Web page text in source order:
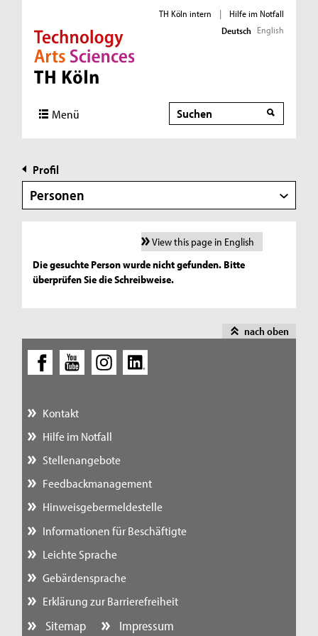
Direkt zur Hauptnavigation
Direkt zur Subnavigation
Direkt zum Inhalt
Direkt zum Fußbereich
TH Köln intern |
Hilfe im Notfall
Deutsch English
Menü Suche
Profil
Personen
View this page in English
Die gesuchte Person wurde nicht gefunden. Bitte
überprüfen Sie die Schreibweise.
nach oben
Kontakt
Hilfe im Notfall
Stellenangebote
Feedbackmanagement
Hinweisgebermeldestelle
Informationen für Beschäftigte
Leichte Sprache
Gebärdensprache
Erklärung zur Barrierefreiheit
Sitemap Impressum